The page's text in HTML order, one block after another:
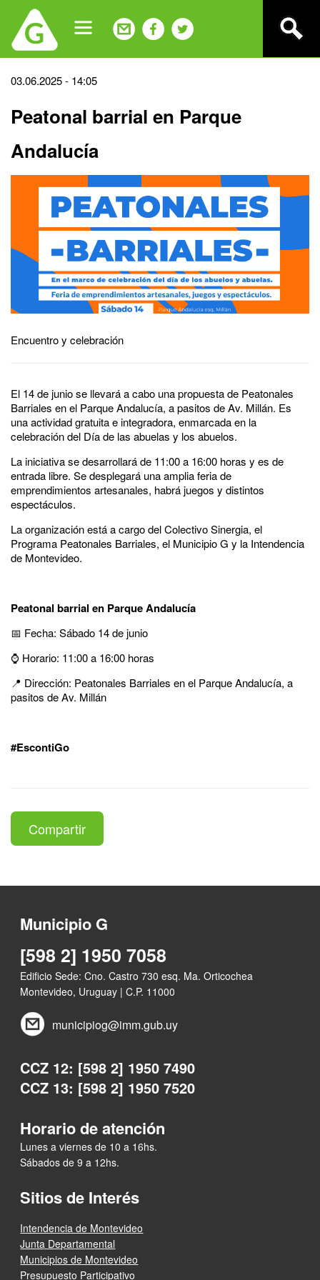
navigation
Back
top
03.06.2025 - 14:05
Peatonal barrial en Parque
Andalucía
Encuentro y celebración
El 14 de junio se llevará a cabo una propuesta de Peatonales
Barriales en el Parque Andalucía, a pasitos de Av. Millán. Es
una actividad gratuita e integradora, enmarcada en la
celebración del Día de las abuelas y los abuelos.
La iniciativa se desarrollará de 11:00 a 16:00 horas y es de
entrada libre. Se desplegará una amplia feria de
emprendimientos artesanales, habrá juegos y distintos
espectáculos.
La organización está a cargo del Colectivo Sinergia, el
Programa Peatonales Barriales, el Municipio G y la Intendencia
de Montevideo.
Peatonal barrial en Parque Andalucía
📅 Fecha: Sábado 14 de junio
⌚ Horario: 11:00 a 16:00 horas
📍 Dirección: Peatonales Barriales en el Parque Andalucía, a
pasitos de Av. Millán
#EscontiGo
Compartir
Municipio G
[598 2] 1950 7058
Edificio Sede: Cno. Castro 730 esq. Ma. Orticochea
Montevideo, Uruguay | C.P. 11000
municipiog@imm.gub.uy
CCZ 12: [598 2] 1950 7490
CCZ 13: [598 2] 1950 7520
Horario de atención
Lunes a viernes de 10 a 16hs.
Sábados de 9 a 12hs.
Sitios de Interés
Intendencia de Montevideo
Junta Departamental
Municipios de Montevideo
Presupuesto Participativo